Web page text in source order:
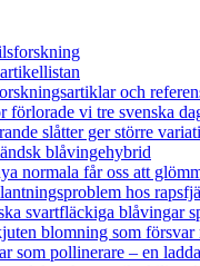
och
förlorade vi tre svenska
slåtter ger större
blåvingehybrid
normala får oss att
hos
svartfläckiga blåvingar
blomning som
som pollinerare – en